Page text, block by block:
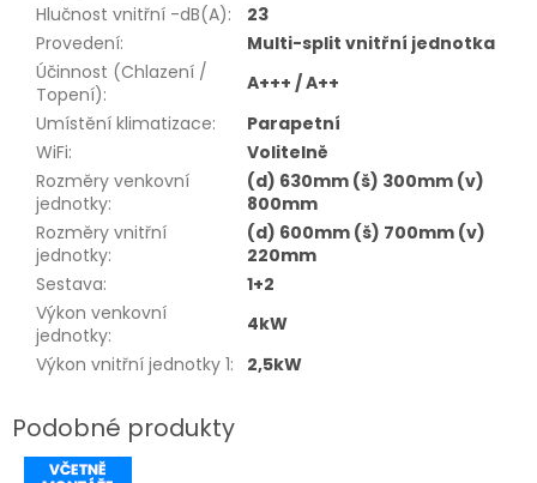
Hlučnost vnitřní -dB(A):
23
Provedení:
Multi-split vnitřní jednotka
Účinnost (Chlazení /
Topení):
A+++ / A++
Umístění klimatizace:
Parapetní
WiFi:
Volitelně
Rozměry venkovní
jednotky:
(d) 630mm (š) 300mm (v)
800mm
Rozměry vnitřní
jednotky:
(d) 600mm (š) 700mm (v)
220mm
Sestava:
1+2
Výkon venkovní
jednotky:
4kW
Výkon vnitřní jednotky 1: 2,5kW